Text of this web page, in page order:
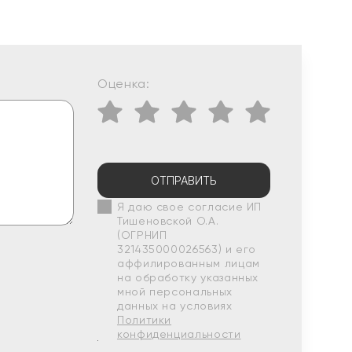
Оценка:
ОТПРАВИТЬ
Я даю свое согласие ИП
Тишеновской О.А.
(ОГРНИП
321435000026563) и его
аффилированным лицам
на обработку указанных
мной персональных
данных на условиях
Политики
конфиденциальности